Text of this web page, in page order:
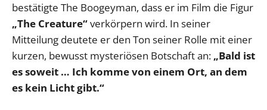
bestätigte The Boogeyman, dass er im Film die Figur
„The Creature“verkörpern wird. In seiner
Mitteilung deutete er den Ton seiner Rolle mit einer
kurzen, bewusst mysteriösen Botschaft an: „Bald ist
es soweit … Ich komme von einem Ort, an dem
es kein Licht gibt.“